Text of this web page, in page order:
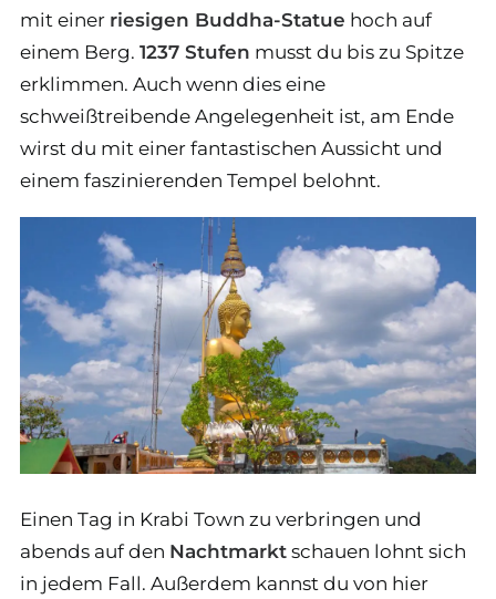
mit einer riesigen Buddha-Statue hoch auf
einem Berg. 1237 Stufen musst du bis zu Spitze
erklimmen. Auch wenn dies eine
schweißtreibende Angelegenheit ist, am Ende
wirst du mit einer fantastischen Aussicht und
einem faszinierenden Tempel belohnt.
Einen Tag in Krabi Town zu verbringen und
abends auf den Nachtmarkt schauen lohnt sich
in jedem Fall. Außerdem kannst du von hier